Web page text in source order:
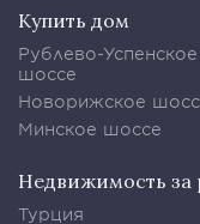
Купить дом
Рублево-Успенское
шоссе
Новорижское
Минское шоссе
Недвижимость за
Турция